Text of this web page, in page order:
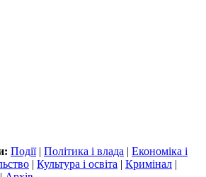
Події| Політика і влада | Економіка і
| Культура і освіта | Кримінал |